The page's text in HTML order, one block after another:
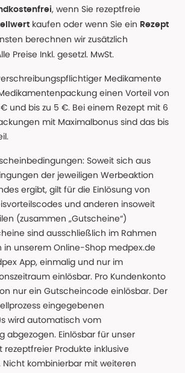
, wenn Sie rezeptfreie
kaufen oder wenn Sie ein Rezept
berechnen wir zusätzlich
Preise Inkl. gesetzl. MwSt.
Medikamente
einen Vorteil von
und bis zu 5 €. Bei einem Rezept mit 6
mit Maximalbonus sind das bis
Soweit sich aus
der jeweiligen Werbeaktion
ergibt, gilt für die Einlösung von
und anderen insoweit
(zusammen „Gutscheine“)
sind ausschließlich im Rahmen
in unserem Online-Shop medpex.de
App, einmalig und nur im
einlösbar. Pro Kundenkonto
nur ein Gutscheincode einlösbar. Der
eingegebenen
wird automatisch vom
abgezogen. Einlösbar für unser
Produkte inklusive
Nicht kombinierbar mit weiteren